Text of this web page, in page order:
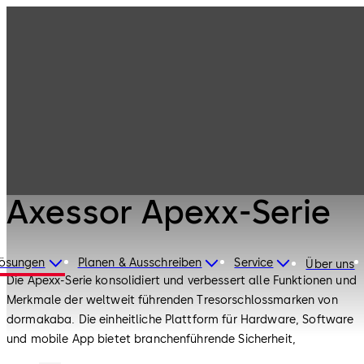
Planen & Ausschreiben Service Über uns
Axessor Apexx-Serie
Die Apexx-Serie konsolidiert und verbessert alle Funktionen und
Merkmale der weltweit führenden Tresorschlossmarken von
dormakaba. Die einheitliche Plattform für Hardware, Software
und mobile App bietet branchenführende Sicherheit,